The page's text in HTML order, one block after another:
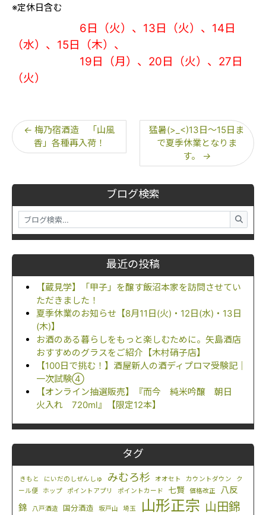
ブログ検索
最近の投稿
【蔵見学】「甲子」を醸す飯沼本家を訪問させてい
ただきました！
夏季休業のお知らせ【8月11日(火)・12日(水)・13日
(木)】
お酒のある暮らしをもっと楽しむために。矢島酒店
おすすめのグラスをご紹介【木村硝子店】
【100日で挑む！】酒屋新人の酒ディプロマ受験記｜
一次試験④
【オンライン抽選販売】『而今 純米吟醸 朝日
火入れ 720ml』【限定12本】
タグ
きもと にいだのしぜんしゅ みむろ杉 オオセト カウントダウン
ク
ール便
ホップ ポイントアプリ ポイントカード 七賢 価格改正
八反
錦
八戸酒造 国分酒造 坂戸山 埼玉 山形正宗 山田錦
※定休日含む
6日（火）、13日（火）、14日
（水）、15日（木）、
19日（月）、20日（火）、27日
（火）
← 梅乃宿酒造 「山風
香」各種再入荷！
猛暑(>_<)13日～15日ま
で夏季休業となりま
す。
→